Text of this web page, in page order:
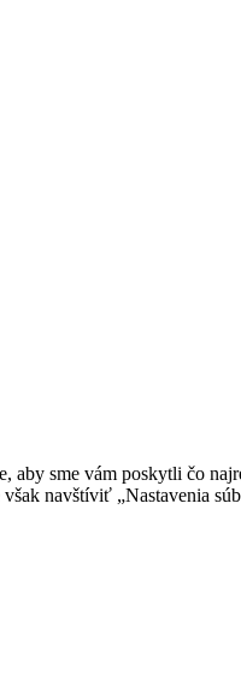
aby sme vám poskytli čo
navštíviť „Nastavenia